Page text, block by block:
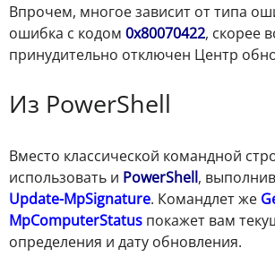
Впрочем, многое зависит от типа
ошибка с кодом 0х80070422, скорее
принудительно отключен Центр
Из PowerShell
Вместо классической командной
использовать и PowerShell,
Update-MpSignature. Командлет же
MpComputerStatus покажет вам
определения и дату обновления.